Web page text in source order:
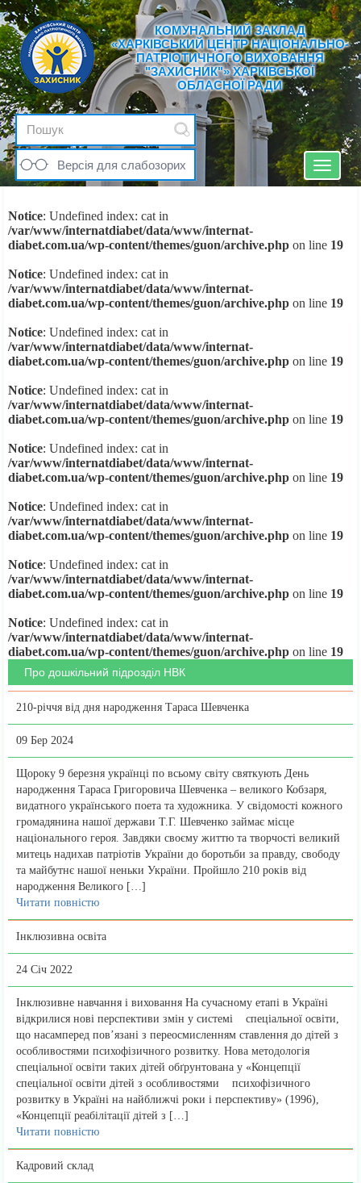
КОМУНАЛЬНИЙ ЗАКЛАД
«ХАРКІВСЬКИЙ ЦЕНТР НАЦІОНАЛЬНО-
ПАТРІОТИЧНОГО ВИХОВАННЯ
"ЗАХИСНИК"» ХАРКІВСЬКОЇ
ОБЛАСНОЇ РАДИ
Версія для слабозорих
Toggle
Notice: Undefined index: cat in
/var/www/internatdiabet/data/www/internat-
diabet.com.ua/wp-content/themes/guon/archive.php on line 19
Notice: Undefined index: cat in
/var/www/internatdiabet/data/www/internat-
diabet.com.ua/wp-content/themes/guon/archive.php on line 19
Notice: Undefined index: cat in
/var/www/internatdiabet/data/www/internat-
diabet.com.ua/wp-content/themes/guon/archive.php on line 19
Notice: Undefined index: cat in
/var/www/internatdiabet/data/www/internat-
diabet.com.ua/wp-content/themes/guon/archive.php on line 19
Notice: Undefined index: cat in
/var/www/internatdiabet/data/www/internat-
diabet.com.ua/wp-content/themes/guon/archive.php on line 19
Notice: Undefined index: cat in
/var/www/internatdiabet/data/www/internat-
diabet.com.ua/wp-content/themes/guon/archive.php on line 19
Notice: Undefined index: cat in
/var/www/internatdiabet/data/www/internat-
diabet.com.ua/wp-content/themes/guon/archive.php on line 19
Notice: Undefined index: cat in
/var/www/internatdiabet/data/www/internat-
diabet.com.ua/wp-content/themes/guon/archive.php on line 19
Про дошкільний підрозділ НВК
210-річчя від дня народження Тараса Шевченка
09 Бер 2024
Щороку 9 березня українці по всьому світу святкують День
народження Тараса Григоровича Шевченка – великого Кобзаря,
видатного українського поета та художника. У свідомості кожного
громадянина нашої держави Т.Г. Шевченко займає місце
національного героя. Завдяки своєму життю та творчості великий
митець надихав патріотів України до боротьби за правду, свободу
та майбутнє нашої неньки України. Пройшло 210 років від
народження Великого […]
Читати повністю
Інклюзивна освіта
24 Січ 2022
Iнклюзивне навчання i виховання На сучасному етапі в Україні
відкрилися нові перспективи змін у системі спеціальної освіти,
що насамперед пов’язані з переосмисленням ставлення до дітей з
особливостями психофізичного розвитку. Нова методологія
спеціальної освіти таких дітей обґрунтована у «Концепції
спеціальної освіти дітей з особливостями психофізичного
розвитку в Україні на найближчі роки і перспективу» (1996),
«Концепції реабілітації дітей з […]
Читати повністю
Кадровий склад